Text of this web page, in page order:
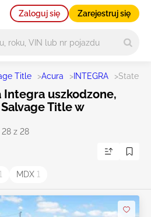
Zaloguj się Zarejestruj się
Title >Acura > INTEGRA >State
Integra uszkodzone,
Title w
z 28
1 MDX 1